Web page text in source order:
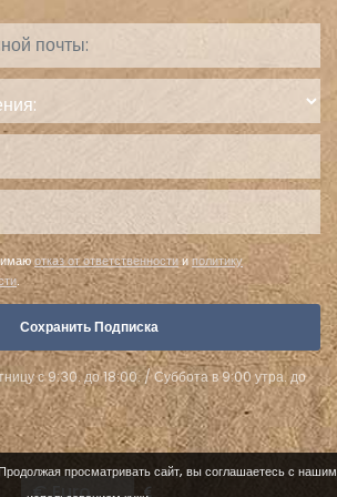
просматривать сайт, вы соглашаетесь с нашим
отказ от ответственностииполитику
.
Сохранить Подписка
с 9:30. до 18:00. / Суббота в 9:00 утра. до